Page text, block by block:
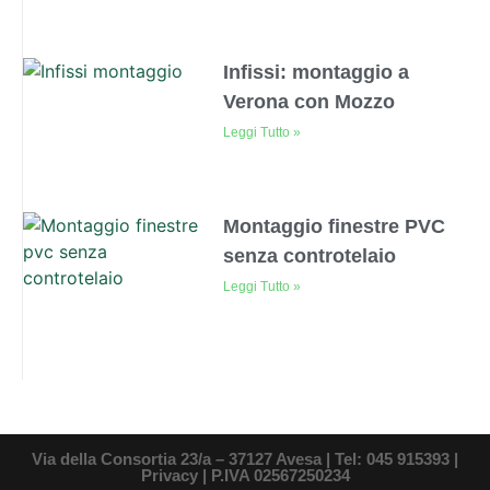
Infissi: montaggio a
Verona con Mozzo
Leggi Tutto »
Montaggio finestre PVC
senza controtelaio
Leggi Tutto »
Via della Consortia 23/a – 37127 Avesa | Tel: 045 915393 |
Privacy| P.IVA 02567250234